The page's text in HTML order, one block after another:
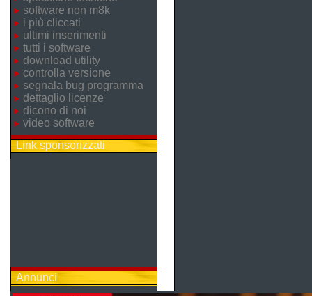
software non m8k
i più cliccati
ultimi inserimenti
tutti i software
download utility
controlla versione
segnala bug programma
dettaglio licenze
dicono di noi
video software
Link sponsorizzati
Annunci